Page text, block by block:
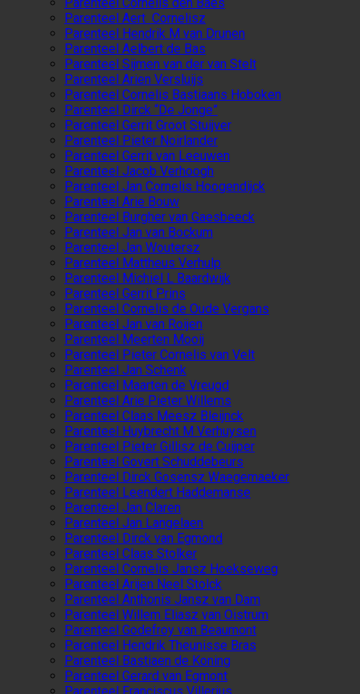
Parenteel Aert Cornelisz
Parenteel Hendrik M van Drunen
Parenteel Aelbert de Bas
Parenteel Sijmen van der van Stelt
Parenteel Arien Versluijs
Parenteel Cornelis Bastiaans Hoboken
Parenteel Dirck “De Jonge”
Parenteel Gerrit Groot Stuijver
Parenteel Pieter Noirlander
Parenteel Gerrit van Leeuwen
Parenteel Jacob Verhoogh
Parenteel Jan Cornelis Hoogendijck
Parenteel Arie Bouw
Parenteel Burgher van Gaesbeeck
Parenteel Jan van Bockum
Parenteel Jan Woutersz
Parenteel Mattheus Verhulp
Parenteel Michiel L Baardwijk
Parenteel Gerrit Prins
Parenteel Cornelis de Oude Vergans
Parenteel Jan van Roijen
Parenteel Meerten Mooij
Parenteel Pieter Cornelis van Velt
Parenteel Jan Schenk
Parenteel Maarten de Vreugd
Parenteel Arie Pieter Willems
Parenteel Claas Meesz Bleijnck
Parenteel Huybrecht M Verhuysen
Parenteel Pieter Gillisz de Cuijper
Parenteel Govert Schuddebeurs
Parenteel Dirck Gosensz Waegemaeker
Parenteel Leendert Haddemanse
Parenteel Jan Claren
Parenteel Jan Langelaen
Parenteel Dirck van Egmond
Parenteel Claas Stolker
Parenteel Cornelis Jansz Hoekseweg
Parenteel Arijen Neel Stolck
Parenteel Anthonis Jansz van Dam
Parenteel Willem Eliasz van Oistrum
Parenteel Godefroy van Beaumont
Parenteel Hendrik Theunisse Bras
Parenteel Bastiaen de Koning
Parenteel Gerard van Egmont